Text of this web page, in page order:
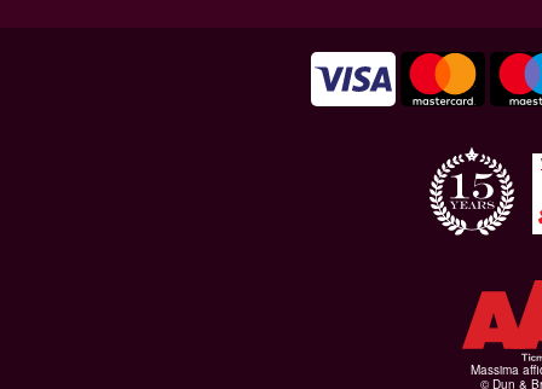
Massima
© Dun &